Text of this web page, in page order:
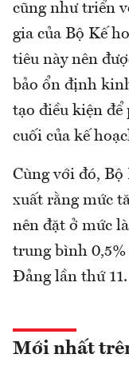
cũng như triển
gia của Bộ Kế
tiêu này nên
bảo ổn định
tạo điều kiện
cuối của kế
Cùng với đó, Bộ
xuất rằng mức
nên đặt ở mức
trung bình
Đảng lần thứ 11.
Mới nhất